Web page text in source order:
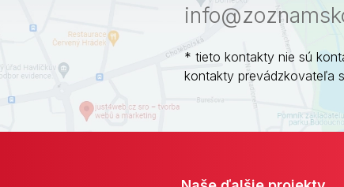
* tieto kontakty nie sú
kontakty prevádzkovateľa